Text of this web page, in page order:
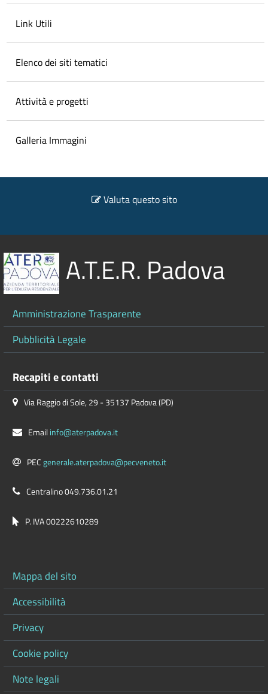
Link Utili
Elenco dei siti tematici
Attività e progetti
Galleria Immagini
Valuta questo sito
A.T.E.R. Padova
Amministrazione Trasparente
Pubblicità Legale
Recapiti e contatti
Via Raggio di Sole, 29 - 35137 Padova (PD)
Emailinfo@aterpadova.it
PECgenerale.aterpadova@pecveneto.it
Centralino 049.736.01.21
P. IVA 00222610289
Mappa del sito
Accessibilità
Privacy
Cookie policy
Note legali